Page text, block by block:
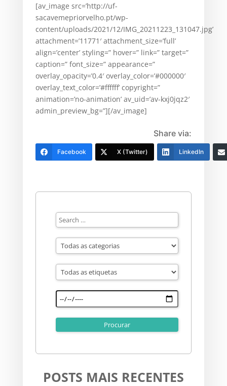
[av_image src=’http://uf-
sacavemepriorvelho.pt/wp-
content/uploads/2021/12/IMG_20211223_131047.jpg’
attachment=’11771′ attachment_size=’full’
align=’center’ styling=” hover=” link=” target=”
caption=” font_size=” appearance=”
overlay_opacity=’0.4′ overlay_color=’#000000′
overlay_text_color=’#ffffff’ copyright=”
animation=’no-animation’ av_uid=’av-kxj0jqz2′
admin_preview_bg=”][/av_image]
Share via:
Facebook X (Twitter) LinkedIn
POSTS MAIS RECENTES